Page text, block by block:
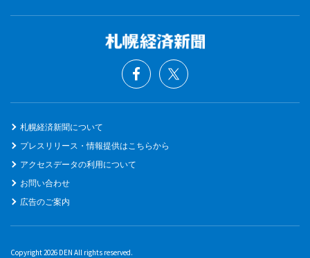
札幌経済新聞について
プレスリリース・情報提供はこちらから
アクセスデータの利用について
お問い合わせ
広告のご案内
Copyright 2026 DEN All rights reserved.